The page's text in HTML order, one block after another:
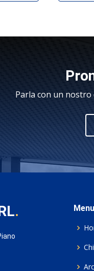
Parla con un nostro
.